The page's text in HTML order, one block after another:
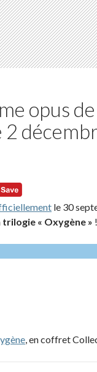
opus
le 30
trilogie « Oxygène » !
, en coffret